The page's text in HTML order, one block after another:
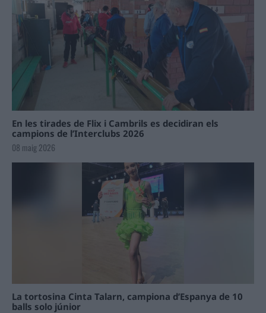
En les tirades de Flix i Cambrils es decidiran els
campions de l’Interclubs 2026
08 maig 2026
La tortosina Cinta Talarn, campiona d’Espanya de 10
balls solo júnior